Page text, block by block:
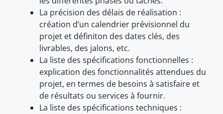
La précision des délais de réalisation :
création d’un calendrier prévisionnel du
projet et définiton des dates clés, des
livrables, des jalons, etc.
La liste des spécifications fonctionnelles :
explication des fonctionnalités attendues du
projet, en termes de besoins à satisfaire et
de résultats ou services à fournir.
La liste des spécifications techniques :